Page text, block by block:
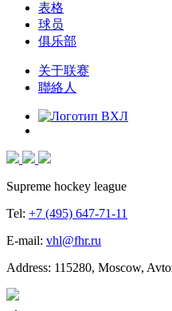
表格
球员
俱乐部
关于联赛
聯絡人
Supreme hockey league
Tel: +7 (495) 647-71-11
E-mail: vhl@fhr.ru
Address: 115280, Moscow,